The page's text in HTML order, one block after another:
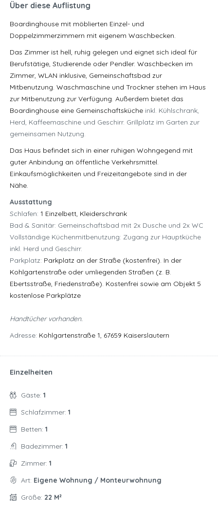
Über diese Auflistung
Boardinghouse mit möblierten Einzel- und
Doppelzimmerzimmern mit eigenem Waschbecken.
Das Zimmer ist hell, ruhig gelegen und eignet sich ideal für
Berufstätige, Studierende oder Pendler. Waschbecken im
Zimmer, WLAN inklusive, Gemeinschaftsbad zur
Mitbenutzung. Waschmaschine und Trockner stehen im Haus
zur Mitbenutzung zur Verfügung. Außerdem bietet das
Boardinghouse eine Gemeinschaftsküche inkl. Kühlschrank,
Herd, Kaffeemaschine und Geschirr. Grillplatz im Garten zur
gemeinsamen Nutzung.
Das Haus befindet sich in einer ruhigen Wohngegend mit
guter Anbindung an öffentliche Verkehrsmittel.
Einkaufsmöglichkeiten und Freizeitangebote sind in der
Nähe.
Ausstattung
Schlafen: 1 Einzelbett, Kleiderschrank
Bad & Sanitär: Gemeinschaftsbad mit 2x Dusche und 2x WC
Vollständige Küchenmitbenutzung: Zugang zur Hauptküche
inkl. Herd und Geschirr.
Parkplatz: Parkplatz an der Straße (kostenfrei). In der
Kohlgartenstraße oder umliegenden Straßen (z. B.
Ebertsstraße, Friedenstraße). Kostenfrei sowie am Objekt 5
kostenlose Parkplätze
Handtücher vorhanden.
Adresse: Kohlgartenstraße 1, 67659 Kaiserslautern
Einzelheiten
Gäste: 1
Schlafzimmer: 1
Betten: 1
Badezimmer: 1
Zimmer: 1
Art: Eigene Wohnung / Monteurwohnung
Größe: 22 M²